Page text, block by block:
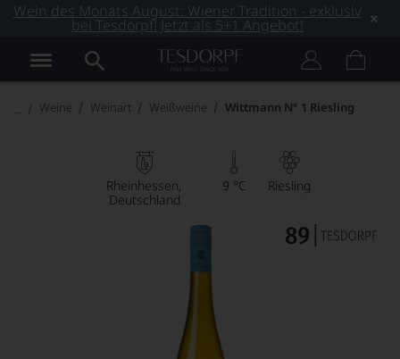
Wein des Monats August: Wiener Tradition - exklusiv
bei Tesdorpf! Jetzt als 5+1 Angebot!
Weine Weinart Weißweine Wittmann N° 1 Riesling
Rheinhessen
Deutschland
9 °C Riesling